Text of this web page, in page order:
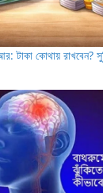
টাকা কোথায় রাখবেন?